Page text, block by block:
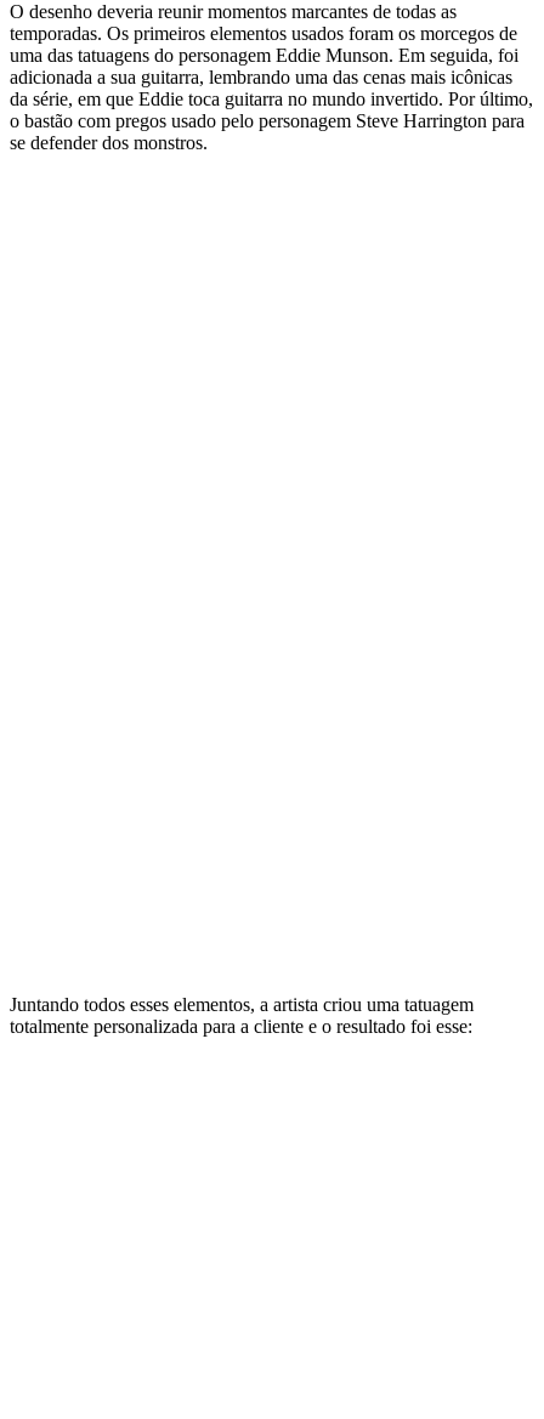
O desenho deveria reunir momentos marcantes de todas as
temporadas. Os primeiros elementos usados foram os morcegos de
uma das tatuagens do personagem Eddie Munson. Em seguida, foi
adicionada a sua guitarra, lembrando uma das cenas mais icônicas
da série, em que Eddie toca guitarra no mundo invertido. Por último,
o bastão com pregos usado pelo personagem Steve Harrington para
se defender dos monstros.
Juntando todos esses elementos, a artista criou uma tatuagem
totalmente personalizada para a cliente e o resultado foi esse: